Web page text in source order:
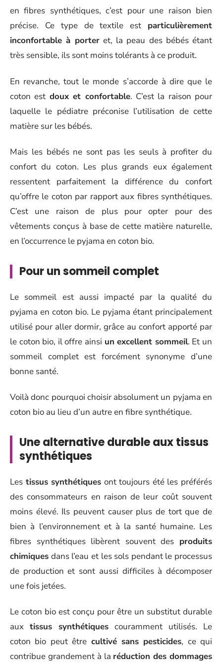
en fibres synthétiques, c’est pour une raison bien
précise. Ce type de textile est particulièrement
inconfortable à porteret, la peau des bébés étant
très sensible, ils sont moins tolérants à ce produit.
En revanche, tout le monde s’accorde à dire que le
coton est doux et confortable. C’est la raison pour
laquelle le pédiatre préconise l’utilisation de cette
matière sur les bébés.
Mais les bébés ne sont pas les seuls à profiter du
confort du coton. Les plus grands eux également
ressentent parfaitement la différence du confort
qu’offre le coton par rapport aux fibres synthétiques.
C’est une raison de plus pour opter pour des
vêtements conçus à base de cette matière naturelle,
en l’occurrence le pyjama en coton bio.
Pour un sommeil complet
Le sommeil est aussi impacté par la qualité du
pyjama en coton bio. Le pyjama étant principalement
utilisé pour aller dormir, grâce au confort apporté par
le coton bio, il offre ainsi un excellent sommeil. Et un
sommeil complet est forcément synonyme d’une
bonne santé.
Voilà donc pourquoi choisir absolument un pyjama en
coton bio au lieu d’un autre en fibre synthétique.
Une alternative durable aux tissus
synthétiques
Les tissus synthétiques ont toujours été les préférés
des consommateurs en raison de leur coût souvent
moins élevé. Ils peuvent causer plus de tort que de
bien à l’environnement et à la santé humaine. Les
fibres synthétiques libèrent souvent des produits
chimiques dans l’eau et les sols pendant le processus
de production et sont aussi difficiles à décomposer
une fois jetées.
Le coton bio est conçu pour être un substitut durable
aux tissus synthétiques couramment utilisés. Le
coton bio peut être cultivé sans pesticides, ce qui
contribue grandement à la réduction des dommages